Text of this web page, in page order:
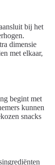
bij het
dimensie
met elkaar,
begint met
kunnen
snacks